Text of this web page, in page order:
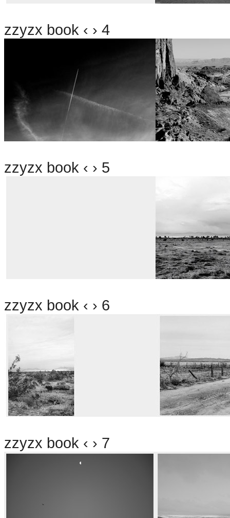
zzyzx book ‹ › 4
zzyzx book ‹ › 5
zzyzx book ‹ › 6
zzyzx book ‹ › 7